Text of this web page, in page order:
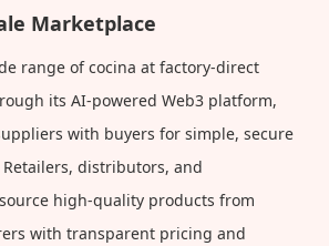
Marketplace
range of cocina at factory-direct
its AI-powered Web3 platform,
with buyers for simple, secure
distributors, and
high-quality products from
with transparent pricing and